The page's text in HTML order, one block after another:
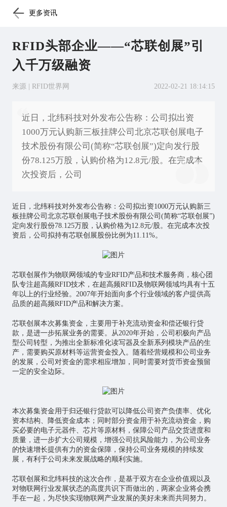
更多资讯
RFID头部企业——“芯联创展”引
入千万级融资
来源 | RFID世界网 2022-02-21 18:14:15
近日，北纬科技对外发布公告称：公司拟出资
1000万元认购新三板挂牌公司北京芯联创展电子
技术股份有限公司(简称“芯联创展”)定向发行股
份78.125万股，认购价格为12.8元/股。在完成本
次投资后，公司
近日，北纬科技对外发布公告称：公司拟出资1000万元认购新三
板挂牌公司北京芯联创展电子技术股份有限公司(简称“芯联创展”)
定向发行股份78.125万股，认购价格为12.8元/股。在完成本次投
资后，公司拟持有芯联创展股份比例为11.11%。
芯联创展作为物联网 领域的专业RFID产品和技术服务商，核心团
队专注超高频RFID技术，在超高频RFID及物联网领域均具有十五
年以上的行业经验。2007年开始面向多个行业领域的客户提供高
品质的超高频RFID产品和解决方案。
芯联创展本次募集资金，主要用于补充流动资金和偿还银行贷
款，是进一步拓展业务的需要。从2020年开始，公司积极向产品
型公司转型，为推出全新标准化读写器及全新系列模块产品的生
产，需要购买原材料等运营资金投入。随着经营规模和公司业务
的发展，公司对资金的需求相应增加，同时需要对货币资金预留
一定的安全边际。
本次募集资金用于归还银行贷款可以降低公司资产负债率、优化
资本结构、降低资金成本；同时部分资金用于补充流动资金，购
买必要的电子元器件、 芯片等原材料，保障公司产品交货进度和
质量，进一步扩大公司规模，增强公司抗风险能力，为公司业务
的快速增长提供有力的资金保障，保持公司业务规模的持续发
展，有利于公司未来发展战略的顺利实施。
芯联创展和北纬科技的这次合作，是基于双方在企业价值观以及
对物联网行业发展状态的高度共识下而做出的，两家企业将会携
手在一起，为尽快实现物联网产业发展的美好未来而共同努力。